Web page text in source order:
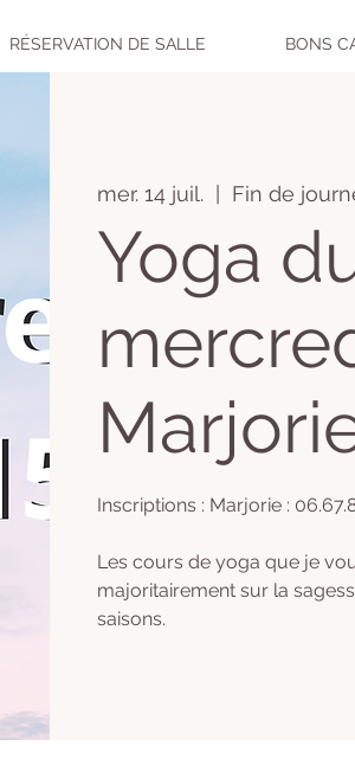
RÉSERVATION DE SALLE BONS
mer. 14 juil.
  |
Fin de
Yoga
Inscriptions : Marjorie :
Les cours de yoga que je
majoritairement sur la
saisons.